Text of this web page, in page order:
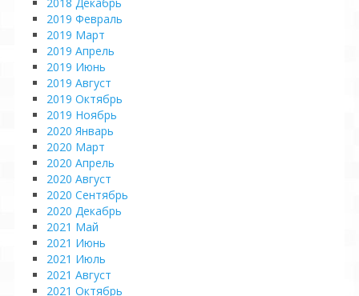
2019 Февраль
2019 Март
2019 Апрель
2019 Июнь
2019 Август
2019 Октябрь
2019 Ноябрь
2020 Январь
2020 Март
2020 Апрель
2020 Август
2020 Сентябрь
2020 Декабрь
2021 Май
2021 Июнь
2021 Июль
2021 Август
2021 Октябрь